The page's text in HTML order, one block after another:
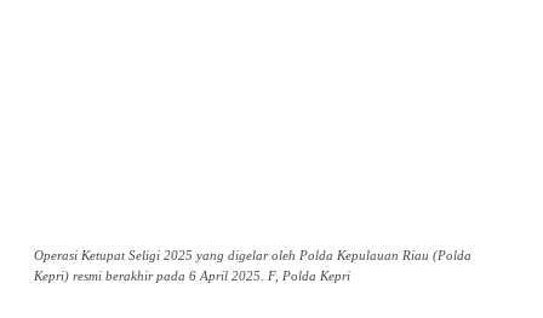
Operasi Ketupat Seligi 2025 yang digelar oleh Polda Kepulauan Riau (Polda
Kepri) resmi berakhir pada 6 April 2025. F, Polda Kepri